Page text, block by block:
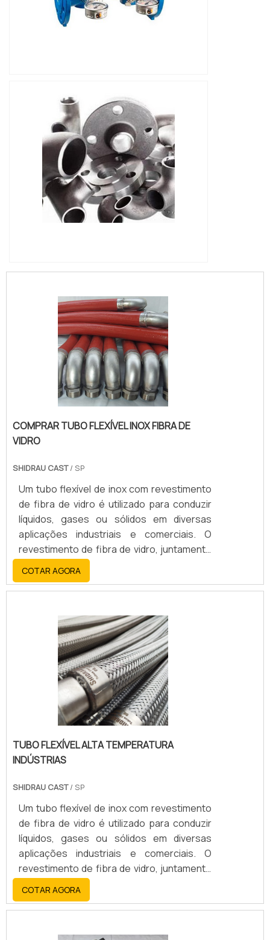
COMPRAR TUBO FLEXÍVEL INOX FIBRA DE
VIDRO
SHIDRAU CAST/ SP
Um tubo flexível de inox com revestimento
de fibra de vidro é utilizado para conduzir
líquidos, gases ou sólidos em diversas
aplicações industriais e comerciais. O
revestimento de fibra de vidro, juntamente
com o aço inoxidável, oferece alta
resistência, durabilidade, flexibilidade e
resistência a altas temperaturas, corrosão
COTAR AGORA
TUBO FLEXÍVEL ALTA TEMPERATURA
INDÚSTRIAS
SHIDRAU CAST/ SP
Um tubo flexível de inox com revestimento
de fibra de vidro é utilizado para conduzir
líquidos, gases ou sólidos em diversas
aplicações industriais e comerciais. O
revestimento de fibra de vidro, juntamente
com o aço inoxidável, oferece alta
resistência, durabilidade, flexibilidade e
resistência a altas temperaturas, corrosão
COTAR AGORA